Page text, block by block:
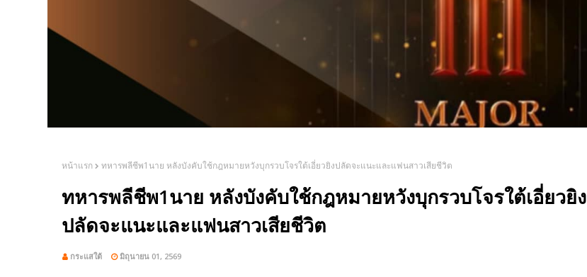
หน้าแรก ทหารพลีชีพ1นาย หลังบังคับใช้กฎหมายหวังบุกรวบโจรใต้เอี่ยวยิงปลัดจะแนะและแฟนสาวเสียชีวิต
ทหารพลีชีพ1นาย หลังบังคับใช้กฎหมายหวังบุกรวบโจรใต้เอี่ยวยิง
ปลัดจะแนะและแฟนสาวเสียชีวิต
กระแสใต้ มิถุนายน 01, 2569